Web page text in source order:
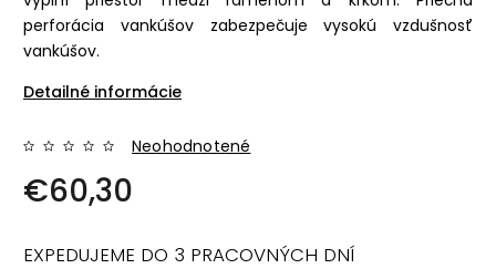
perforácia vankúšov zabezpečuje vysokú vzdušnosť
vankúšov.
Detailné informácie
Neohodnotené
€60,30
EXPEDUJEME DO 3 PRACOVNÝCH DNÍ